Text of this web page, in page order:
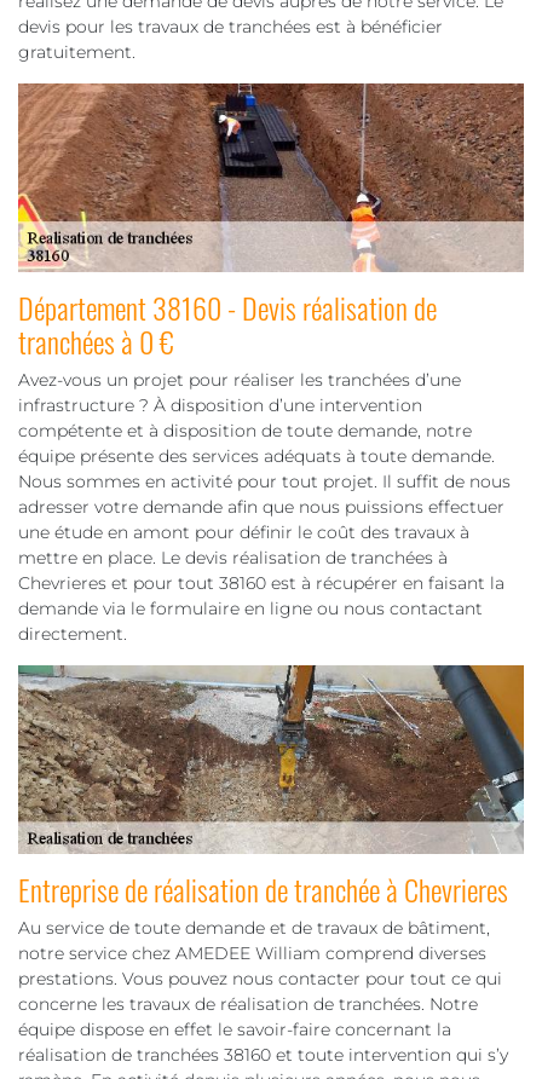
devis pour les travaux de tranchées est à bénéficier
gratuitement.
Département 38160 - Devis réalisation de
tranchées à 0 €
Avez-vous un projet pour réaliser les tranchées d’une
infrastructure ? À disposition d’une intervention
compétente et à disposition de toute demande, notre
équipe présente des services adéquats à toute demande.
Nous sommes en activité pour tout projet. Il suffit de nous
adresser votre demande afin que nous puissions effectuer
une étude en amont pour définir le coût des travaux à
mettre en place. Le devis réalisation de tranchées à
Chevrieres et pour tout 38160 est à récupérer en faisant la
demande via le formulaire en ligne ou nous contactant
directement.
Entreprise de réalisation de tranchée à Chevrieres
Au service de toute demande et de travaux de bâtiment,
notre service chez AMEDEE William comprend diverses
prestations. Vous pouvez nous contacter pour tout ce qui
concerne les travaux de réalisation de tranchées. Notre
équipe dispose en effet le savoir-faire concernant la
réalisation de tranchées 38160 et toute intervention qui s’y